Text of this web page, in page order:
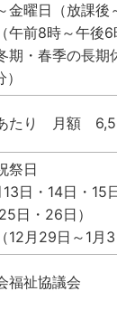
金曜日（放課後
午前8時～午後6
期・春季の長
たり 月額
祭日
日・14日・15
日・26日）
12月29日～1月3
福祉協議会